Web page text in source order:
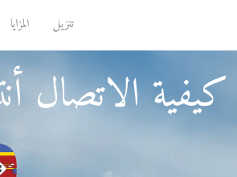
تنزيل المزايا
كيفية الاتصال